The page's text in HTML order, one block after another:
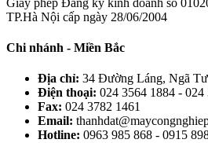
TP.Hà Nội cấp ngày 28/06/2004
Chi nhánh - Miền Bắc
Địa chỉ: 34 Đường Láng, Ngã
Điện thoại: 024 3564 1884 - 024
Fax: 024 3782 1461
Email:
Hotline: 0963 985 868 - 0915